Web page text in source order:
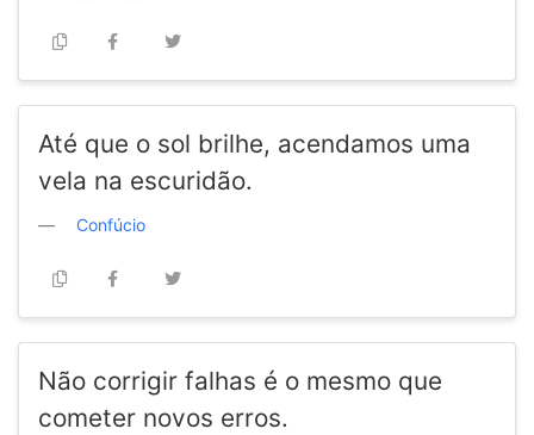
Até que o sol brilhe, acendamos uma
vela na escuridão.
Confúcio
Não corrigir falhas é o mesmo que
cometer novos erros.